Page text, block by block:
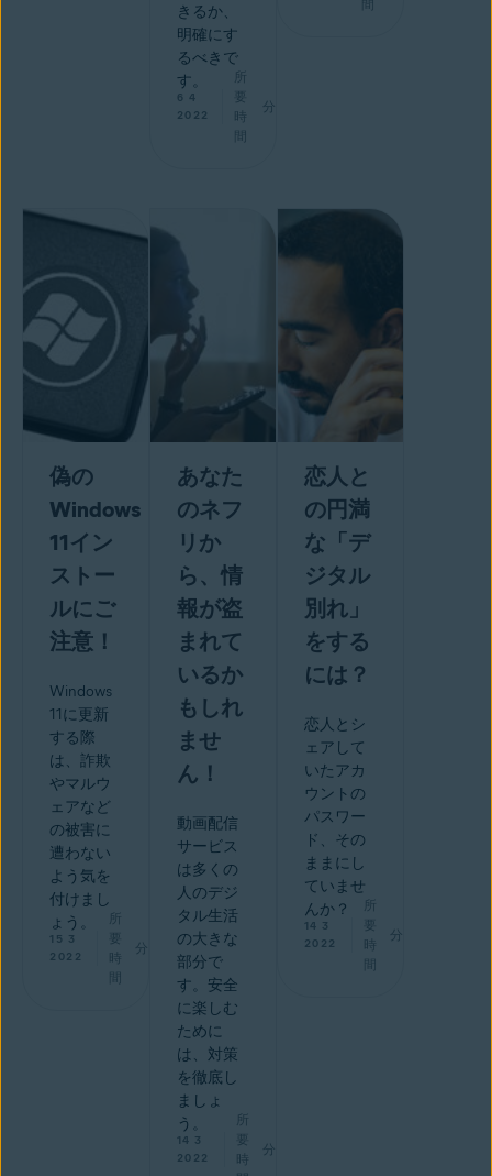
きるか、
明確にす
るべきで
す。
6 4
2022
所
要
時
分
偽の
Windows
11イン
ストー
ルにご
注意！
Windows
11に更新
する際
は、詐欺
やマルウ
ェアなど
の被害に
遭わない
よう気を
付けまし
ょう。
15 3
2022
所
要
時
分
あなた
のネフ
リか
ら、情
報が盗
まれて
いるか
もしれ
ませ
ん！
動画配信
サービス
は多くの
人のデジ
タル生活
の大きな
部分で
す。安全
に楽しむ
ために
は、対策
を徹底し
ましょ
う。
14 3
2022
所
要
時
分
恋人と
の円満
な「デ
ジタル
別れ」
をする
には？
恋人とシ
ェアして
いたアカ
ウントの
パスワー
ド、その
ままにし
ていませ
んか？
14 3
2022
所
要
時
分